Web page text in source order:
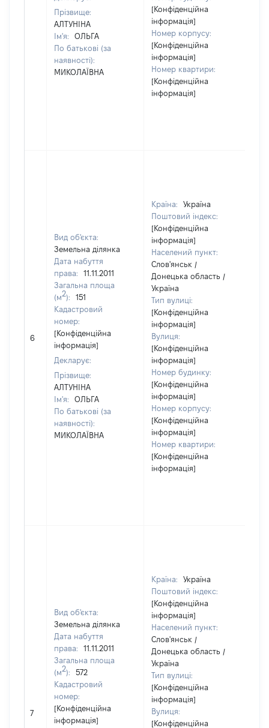
Прізвище:
АЛТУНІНА
Ім'я:
ОЛЬГА
По батькові (за
наявності):
МИКОЛАЇВНА
[Конфіденційна
інформація]
Номер корпусу:
[Конфіденційна
інформація]
Номер квартири:
[Конфіденційна
інформація]
6
Вид об'єкта:
Земельна ділянка
Дата набуття
права:
11.11.2011
Загальна площа
(м2):
151
Кадастровий
номер:
[Конфіденційна
інформація]
Декларує:
Прізвище:
АЛТУНІНА
Ім'я:
ОЛЬГА
По батькові (за
наявності):
МИКОЛАЇВНА
Країна:
Україна
Поштовий індекс:
[Конфіденційна
інформація]
Населений пункт:
Слов'янськ /
Донецька область /
Україна
Тип вулиці:
[Конфіденційна
інформація]
Вулиця:
[Конфіденційна
інформація]
Номер будинку:
[Конфіденційна
інформація]
Номер корпусу:
[Конфіденційна
інформація]
Номер квартири:
[Конфіденційна
інформація]
7
Вид об'єкта:
Земельна ділянка
Дата набуття
права:
11.11.2011
Загальна площа
(м2):
572
Кадастровий
номер:
[Конфіденційна
інформація]
Країна:
Україна
Поштовий індекс:
[Конфіденційна
інформація]
Населений пункт:
Слов'янськ /
Донецька область /
Україна
Тип вулиці:
[Конфіденційна
інформація]
Вулиця:
[Конфіденційна